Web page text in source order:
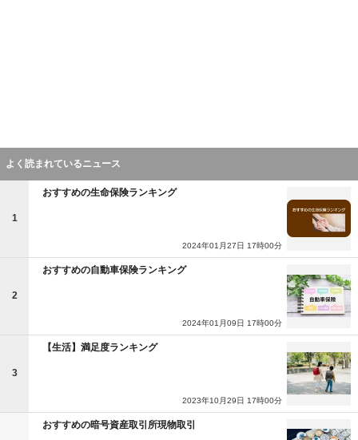
よく読まれているニュース
1
おすすめの生命保険ランキング
2024年01月27日 17時00分
2
おすすめの自動車保険ランキング
2024年01月09日 17時00分
3
【生活】満足度ランキング
2023年10月29日 17時00分
おすすめの暗号資産取引所現物取引